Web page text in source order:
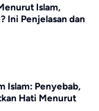
Islam,
Ini Penjelasan dan
Islam: Penyebab,
Hati Menurut